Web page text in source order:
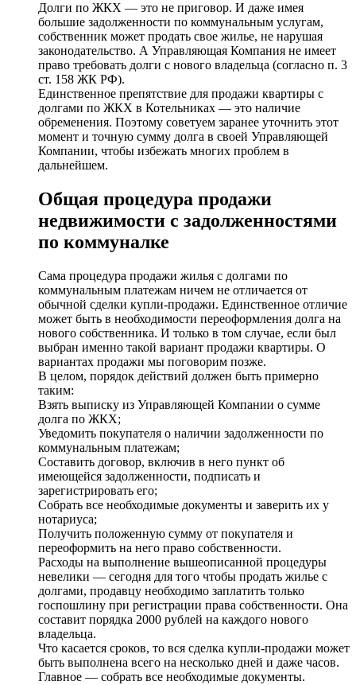
Долги по ЖКХ — это не приговор. И даже имея
большие задолженности по коммунальным услугам,
собственник может продать свое жилье, не нарушая
законодательство. А Управляющая Компания не имеет
право требовать долги с нового владельца (согласно п. 3
ст. 158 ЖК РФ).
Единственное препятствие для продажи квартиры с
долгами по ЖКХ в Котельниках — это наличие
обременения. Поэтому советуем заранее уточнить этот
момент и точную сумму долга в своей Управляющей
Компании, чтобы избежать многих проблем в
дальнейшем.
Общая процедура продажи
недвижимости с задолженностями
по коммуналке
Сама процедура продажи жилья с долгами по
коммунальным платежам ничем не отличается от
обычной сделки купли-продажи. Единственное отличие
может быть в необходимости переоформления долга на
нового собственника. И только в том случае, если был
выбран именно такой вариант продажи квартиры. О
вариантах продажи мы поговорим позже.
В целом, порядок действий должен быть примерно
таким:
Взять выписку из Управляющей Компании о сумме
долга по ЖКХ;
Уведомить покупателя о наличии задолженности по
коммунальным платежам;
Составить договор, включив в него пункт об
имеющейся задолженности, подписать и
зарегистрировать его;
Собрать все необходимые документы и заверить их у
нотариуса;
Получить положенную сумму от покупателя и
переоформить на него право собственности.
Расходы на выполнение вышеописанной процедуры
невелики — сегодня для того чтобы продать жилье с
долгами, продавцу необходимо заплатить только
госпошлину при регистрации права собственности. Она
составит порядка 2000 рублей на каждого нового
владельца.
Что касается сроков, то вся сделка купли-продажи может
быть выполнена всего на несколько дней и даже часов.
Главное — собрать все необходимые документы.